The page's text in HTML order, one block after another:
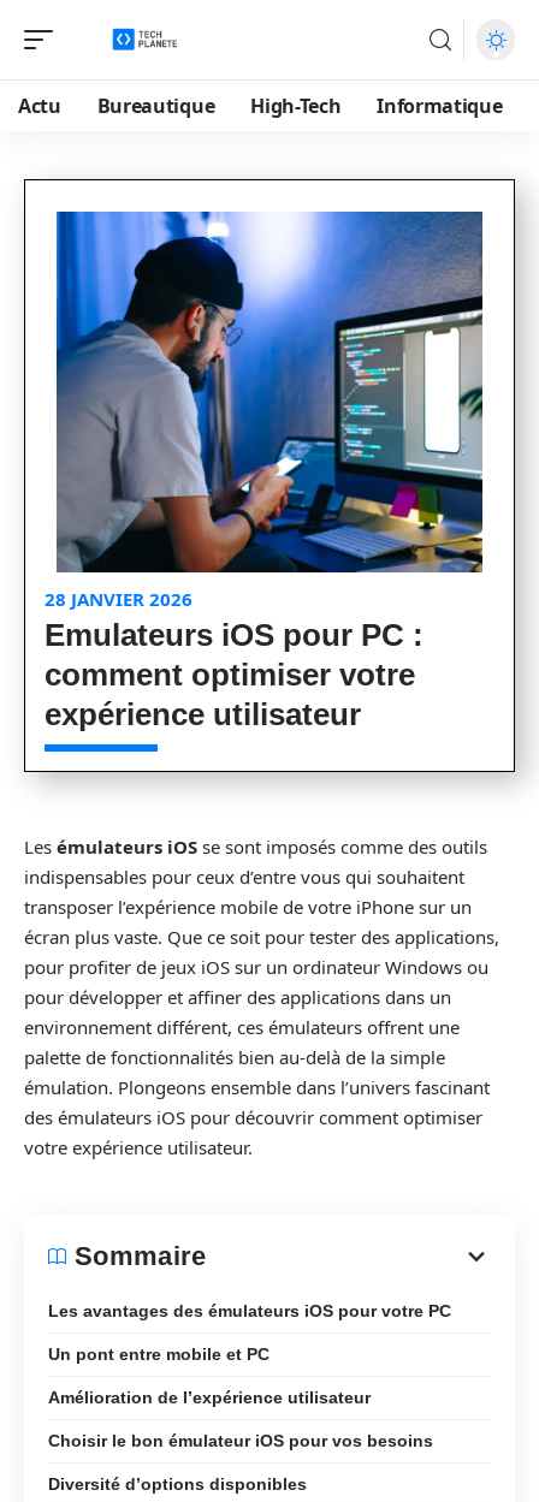
Actu Bureautique High-Tech Informatique
28 JANVIER 2026
Emulateurs iOS pour PC :
comment optimiser votre
expérience utilisateur
Les émulateurs iOS se sont imposés comme des outils
indispensables pour ceux d’entre vous qui souhaitent
transposer l’expérience mobile de votre iPhone sur un
écran plus vaste. Que ce soit pour tester des applications,
pour profiter de jeux iOS sur un ordinateur Windows ou
pour développer et affiner des applications dans un
environnement différent, ces émulateurs offrent une
palette de fonctionnalités bien au-delà de la simple
émulation. Plongeons ensemble dans l’univers fascinant
des émulateurs iOS pour découvrir comment optimiser
votre expérience utilisateur.
Sommaire
Les avantages des émulateurs iOS pour votre PC
Un pont entre mobile et PC
Amélioration de l’expérience utilisateur
Choisir le bon émulateur iOS pour vos besoins
Diversité d’options disponibles